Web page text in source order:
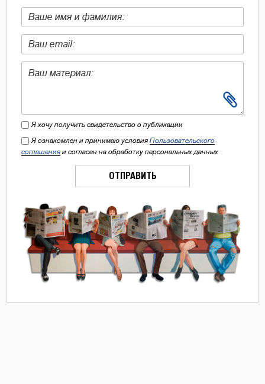
Я хочу получить свидетельство о публикации
Я ознакомлен и принимаю условия Пользовательского
соглашения и согласен на обработку персональных данных
ОТПРАВИТЬ